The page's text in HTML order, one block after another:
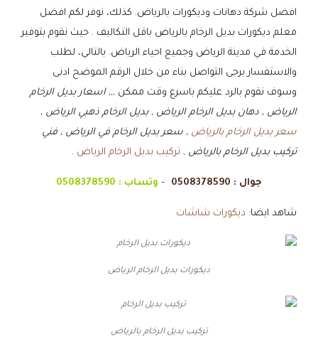
افضل شركة دهانات وديكورات بالرياض. كذلك، نوفر لكم افضل
معلم ديكورات بديل الرخام بالرياض باقل التكاليف . حيث نقوم بتوفير
الخدمة في مدينة الرياض وجميع احياء الرياض. بالتالي، لطلب
والاستفسار يرجى التواصل بناء من خلال الرقم الموضح ادنى
وسوف نقوم بالرد عليكم باسرع وقت ممكن ,,, اسعار بديل الرخام
الرياض , دهان بديل الرخام الرياض , بديل الرخام ذهبي الرياض ,
سعر بديل الرخام بالرياض , سعر بديل الرخام في الرياض , فني
تركيب بديل الرخام بالرياض , تركيب بديل الرخام الرياض .
جوال : 0508378590
– وتساب : 0508378590
شاهد ايضا: ديكورات شاشات
ديكورات بديل الرخام الرياض
تركيب بديل الرخام بالرياض